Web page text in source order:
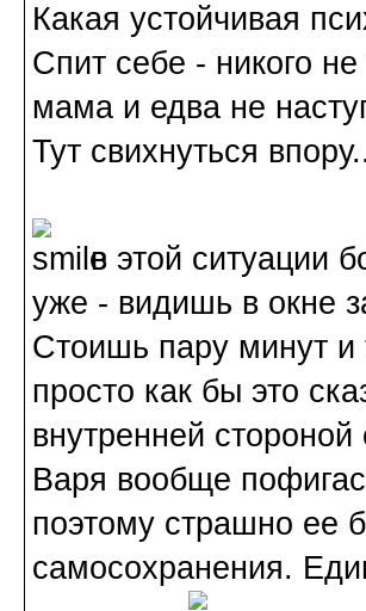
Какая устойчивая
Спит себе - никого
мама и едва не
Тут свихнуться
в этой ситуации
уже - видишь в окне
Стоишь пару минут и
просто как бы это
внутренней
Варя вообще
поэтому страшно ее
самосохранения.